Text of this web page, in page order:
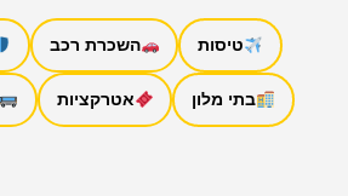
טיסות השכרת רכב
בתי מלון אטרקציות